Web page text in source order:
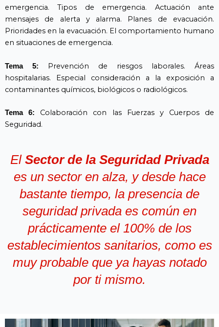
emergencia. Tipos de emergencia. Actuación ante
mensajes de alerta y alarma. Planes de evacuación.
Prioridades en la evacuación. El comportamiento humano
en situaciones de emergencia.
Tema 5:
Prevención de riesgos laborales. Áreas
hospitalarias. Especial consideración a la exposición a
contaminantes químicos, biológicos o radiológicos.
Tema 6:
Colaboración con las Fuerzas y Cuerpos de
Seguridad.
El Sector de la Seguridad Privada
es un sector en alza, y desde hace
bastante tiempo, la presencia de
seguridad privada es común en
prácticamente el 100% de los
establecimientos sanitarios, como es
muy probable que ya hayas notado
por ti mismo.